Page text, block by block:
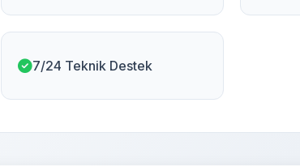
7/24 Teknik Destek